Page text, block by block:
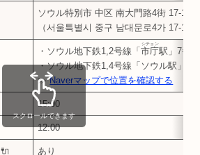
ソウル特別市 中区 南大門路4街 17-19,
（서울특별시 중구 남대문로4가 17-19,
・ソウル地下鉄1,2号線「市庁
シチョン
駅」7番
・ソウル地下鉄1,4号線「ソウル駅」4
≫Naverマップで位置を確認する
15:00
12:00
🔌 あり
スクロールできます